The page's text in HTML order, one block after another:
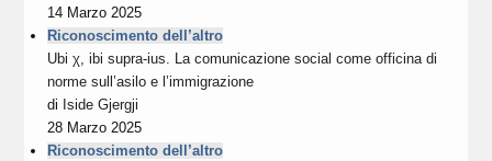
14 Marzo 2025
Riconoscimento dell’altro
Ubi χ, ibi supra-ius. La comunicazione social come officina di
norme sull’asilo e l’immigrazione
di Iside Gjergji
28 Marzo 2025
Riconoscimento dell’altro